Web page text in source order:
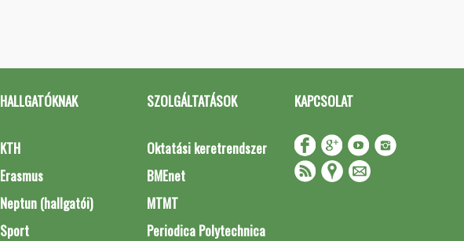
HALLGATÓKNAK
KTH
Erasmus
Neptun (hallgatói)
Sport
SZOLGÁLTATÁSOK
Oktatási keretrendszer
BMEnet
MTMT
Periodica Polytechnica
KAPCSOLAT